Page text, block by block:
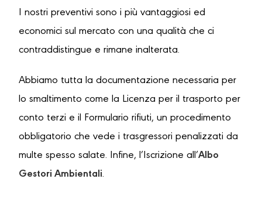
I nostri preventivi sono i più vantaggiosi ed
economici sul mercato con una qualità che ci
contraddistingue e rimane inalterata.
Abbiamo tutta la documentazione necessaria per
lo smaltimento come la Licenza per il trasporto per
conto terzi e il Formulario rifiuti, un procedimento
obbligatorio che vede i trasgressori penalizzati da
multe spesso salate. Infine, l’Iscrizione all’Albo
Gestori Ambientali.